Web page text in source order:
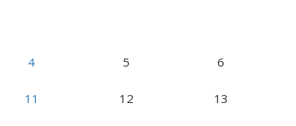
4 5 6
11 12 13